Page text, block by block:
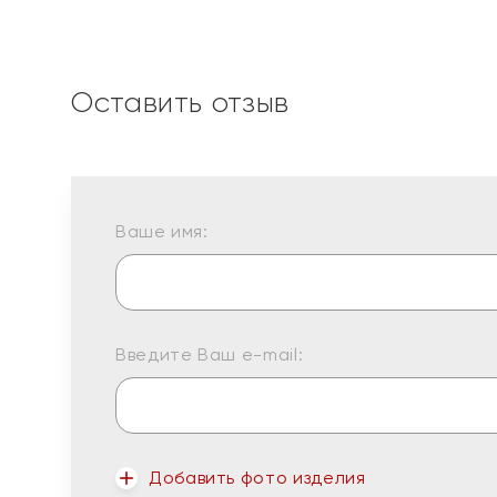
Оставить отзыв
Ваше имя:
Введите Ваш e-mail:
Добавить фото изделия